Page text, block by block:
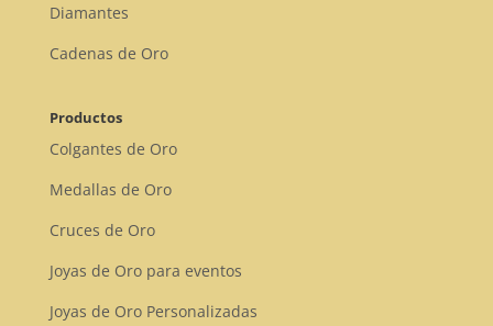
Diamantes
Cadenas de Oro
Productos
Colgantes de Oro
Medallas de Oro
Cruces de Oro
Joyas de Oro para eventos
Joyas de Oro Personalizadas